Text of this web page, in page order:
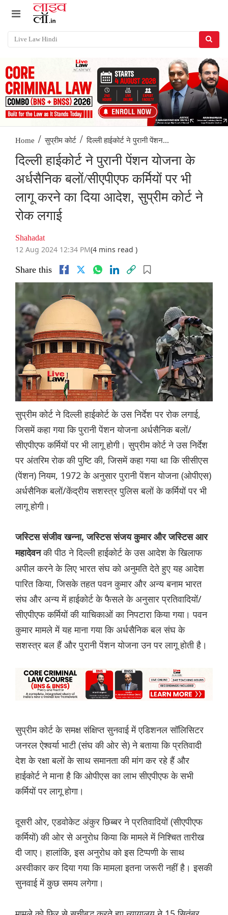
Home / सुप्रीम कोर्ट / दिल्ली हाईकोर्ट ने पुरानी पेंशन...
दिल्ली हाईकोर्ट ने पुरानी पेंशन योजना के
अर्धसैनिक बलों/सीएपीएफ कर्मियों पर भी
लागू करने का दिया आदेश, सुप्रीम कोर्ट ने
रोक लगाई
Shahadat
12 Aug 2024 12:34 PM(4 mins read )
Share this
सुप्रीम कोर्ट ने दिल्ली हाईकोर्ट के उस निर्देश पर रोक लगाई,
जिसमें कहा गया कि पुरानी पेंशन योजना अर्धसैनिक बलों/
सीएपीएफ कर्मियों पर भी लागू होगी। सुप्रीम कोर्ट ने उस निर्देश
पर अंतरिम रोक की पुष्टि की, जिसमें कहा गया था कि सीसीएस
(पेंशन) नियम, 1972 के अनुसार पुरानी पेंशन योजना (ओपीएस)
अर्धसैनिक बलों/केंद्रीय सशस्त्र पुलिस बलों के कर्मियों पर भी
लागू होगी।
जस्टिस संजीव खन्ना, जस्टिस संजय कुमार और जस्टिस आर
महादेवनकी पीठ ने दिल्ली हाईकोर्ट के उस आदेश के खिलाफ
अपील करने के लिए भारत संघ को अनुमति देते हुए यह आदेश
पारित किया, जिसके तहत पवन कुमार और अन्य बनाम भारत
संघ और अन्य में हाईकोर्ट के फैसले के अनुसार प्रतिवादियों/
सीएपीएफ कर्मियों की याचिकाओं का निपटारा किया गया। पवन
कुमार मामले में यह माना गया कि अर्धसैनिक बल संघ के
सशस्त्र बल हैं और पुरानी पेंशन योजना उन पर लागू होती है।
सुप्रीम कोर्ट के समक्ष संक्षिप्त सुनवाई में एडिशनल सॉलिसिटर
जनरल ऐश्वर्या भाटी (संघ की ओर से) ने बताया कि प्रतिवादी
देश के रक्षा बलों के साथ समानता की मांग कर रहे हैं और
हाईकोर्ट ने माना है कि ओपीएस का लाभ सीएपीएफ के सभी
कर्मियों पर लागू होगा।
दूसरी ओर, एडवोकेट अंकुर छिब्बर ने प्रतिवादियों (सीएपीएफ
कर्मियों) की ओर से अनुरोध किया कि मामले में निश्चित तारीख
दी जाए। हालांकि, इस अनुरोध को इस टिप्पणी के साथ
अस्वीकार कर दिया गया कि मामला इतना जरूरी नहीं है। इसकी
सुनवाई में कुछ समय लगेगा।